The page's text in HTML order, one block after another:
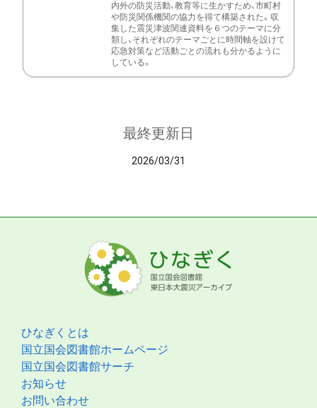
内外の防災活動、教育等に生かすため、市町村
や防災関係機関の協力を得て構築された。収
集した震災津波関連資料を６つのテーマに分
類し、それぞれのテーマごとに時間軸を設けて
応急対策など活動ごとの流れも分かるように
している。
最終更新日
2026/03/31
ひなぎくとは
国立国会図書館ホームページ
国立国会図書館サーチ
お知らせ
お問い合わせ